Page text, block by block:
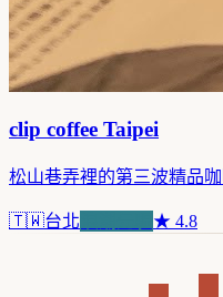
clip coffee Taipei
松山巷弄裡的第三波精品
🇹🇼台北 ★ 4.8